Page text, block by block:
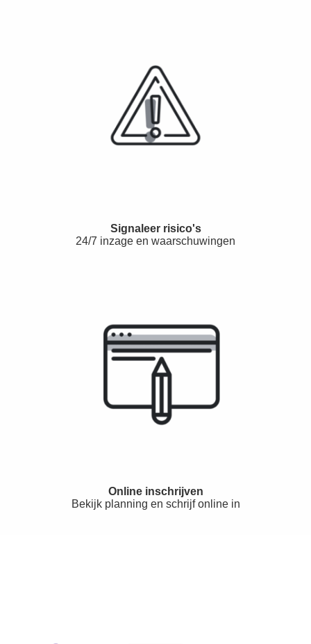
Signaleer risico's
24/7 inzage en waarschuwingen
Online inschrijven
Bekijk planning en schrijf online in